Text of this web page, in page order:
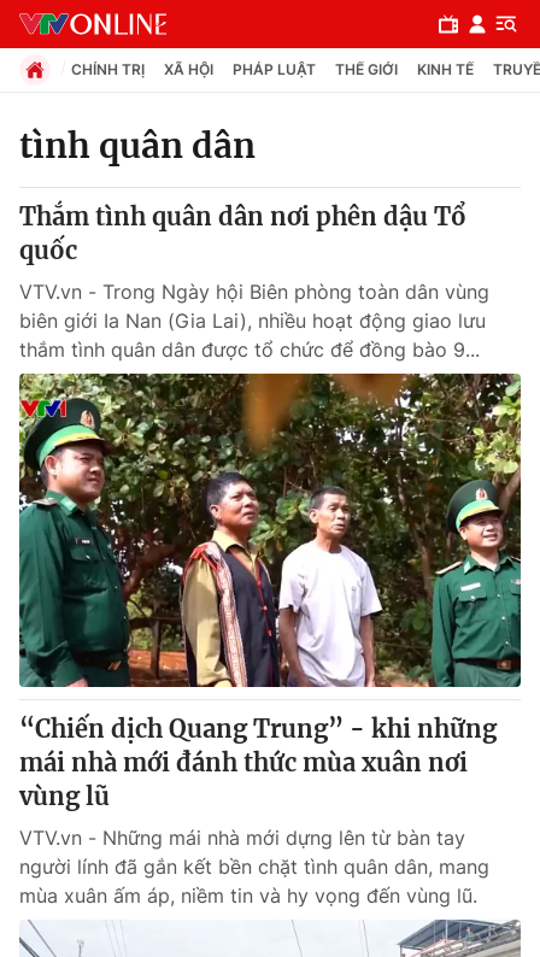
Chuyên mục
Chính trị
Xã hội
Pháp luật
Y tế
Thế giới
Tin tức
Thế giới đó đây
Câu chuyện quốc tế
Kinh tế
Tài chính
Thị trường
Góc doanh nghiệp
Dữ liệu và đời sống
Truyền hình
Phim VTV
Hậu trường
Nhân vật
Khán giả
Giải trí
Điện ảnh
Âm nhạc
Sao
Đời sống
Du lịch
Giáo dục
CHÍNH TRỊ XÃ HỘI PHÁP LUẬT THẾ GIỚI KINH TẾ
tình quân dân
Thắm tình quân dân nơi phên dậu Tổ
quốc
VTV.vn - Trong Ngày hội Biên phòng toàn dân vùng
biên giới Ia Nan (Gia Lai), nhiều hoạt động giao lưu
thắm tình quân dân được tổ chức để đồng bào 9...
“Chiến dịch Quang Trung” - khi những
mái nhà mới đánh thức mùa xuân nơi
vùng lũ
VTV.vn - Những mái nhà mới dựng lên từ bàn tay
người lính đã gắn kết bền chặt tình quân dân, mang
mùa xuân ấm áp, niềm tin và hy vọng đến vùng lũ.